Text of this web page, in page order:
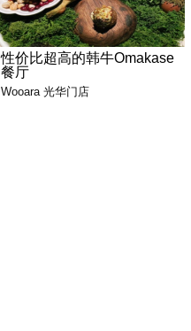
性价比超高的韩牛Omakase
餐厅
Wooara 光华门店